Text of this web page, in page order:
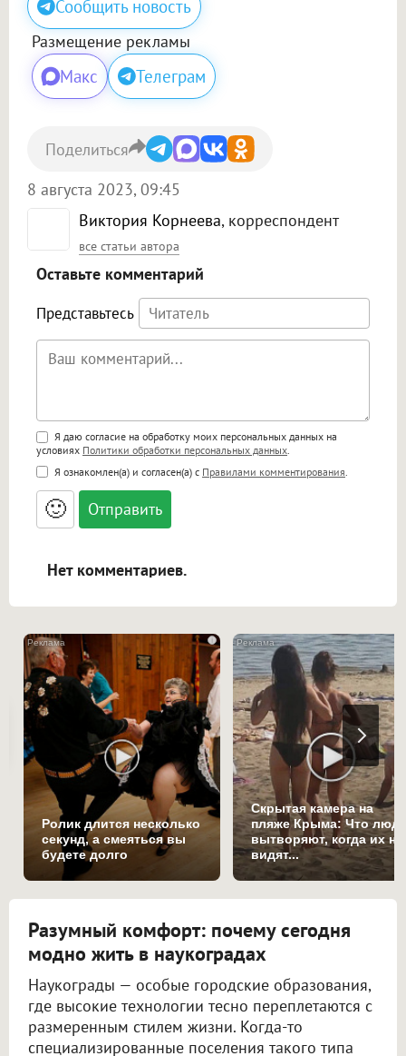
Сообщить новость
Размещение рекламы
Макс Телеграм
Виктория Корнеева, корреспондент
все статьи автора
8 августа 2023, 09:45
Поделиться
Оставьте комментарий
Представьтесь
Поддержка HTML
<b>, <strong>, <u>, <i>, <em>, <s>, <big>,
<small>, <sup>, <sub>, <pre>, <ul>, <ol>, <li>,
<blockquote>, <code> экранирует HTML,
адреса URL автоматически становятся
ссылками, и [img]адрес[/img] будет
Я даю согласие на обработку моих персональных данных на
условиях Политики обработки персональных данных
Я ознакомлен(а) и согласен(а) с Правилами комментирования
🙂
Нет комментариев.
i
Ролик длится несколько
секунд, а смеяться вы
будете долго
Скрытая камера на
пляже Крыма: Что
вытворяют, когда их не
видят...
Разумный комфорт: почему сегодня
модно жить в наукоградах
Наукограды — особые городские образования,
где высокие технологии тесно переплетаются с
размеренным стилем жизни. Когда-то
специализированные поселения такого типа